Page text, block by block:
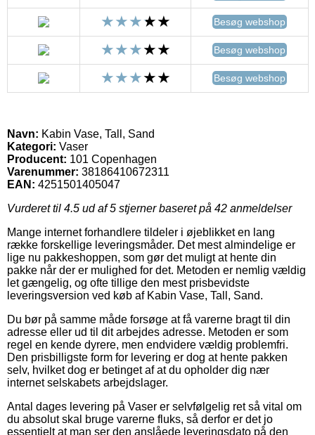
Besøg webshop
Besøg webshop
Besøg webshop
Navn: Kabin Vase, Tall, Sand
Kategori: Vaser
Producent: 101 Copenhagen
Varenummer: 38186410672311
EAN: 4251501405047
Vurderet til 4.5 ud af 5 stjerner baseret på 42 anmeldelser
Mange internet forhandlere tildeler i øjeblikket en lang
række forskellige leveringsmåder. Det mest almindelige er
lige nu pakkeshoppen, som gør det muligt at hente din
pakke når der er mulighed for det. Metoden er nemlig vældig
let gængelig, og ofte tillige den mest prisbevidste
leveringsversion ved køb af Kabin Vase, Tall, Sand.
Du bør på samme måde forsøge at få varerne bragt til din
adresse eller ud til dit arbejdes adresse. Metoden er som
regel en kende dyrere, men endvidere vældig problemfri.
Den prisbilligste form for levering er dog at hente pakken
selv, hvilket dog er betinget af at du opholder dig nær
internet selskabets arbejdslager.
Antal dages levering på Vaser er selvfølgelig ret så vital om
du absolut skal bruge varerne fluks, så derfor er det jo
essentielt at man ser den anslåede leveringsdato på den